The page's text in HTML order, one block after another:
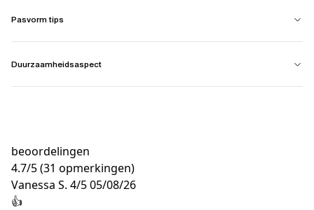
Pasvorm tips
Duurzaamheidsaspect
beoordelingen
4.7/5(31 opmerkingen)
Vanessa S. 4/505/08/26
👍